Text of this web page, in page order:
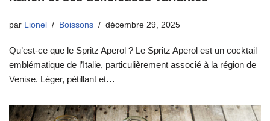
par Lionel Boissons décembre 29, 2025
Qu’est-ce que le Spritz Aperol ? Le Spritz Aperol est un cocktail
emblématique de l’Italie, particulièrement associé à la région de
Venise. Léger, pétillant et…